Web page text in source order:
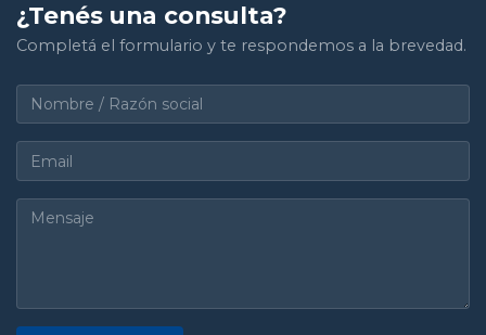
¿Tenés una consulta?
Completá el formulario y te respondemos a la brevedad.